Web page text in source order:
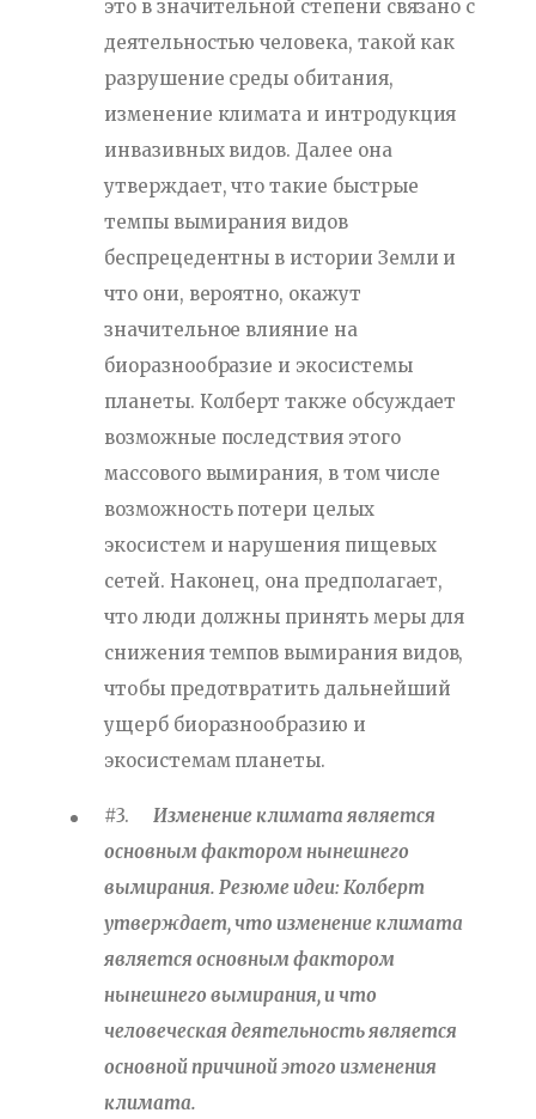
это в значительной степени связано с
деятельностью человека, такой как
разрушение среды обитания,
изменение климата и интродукция
инвазивных видов. Далее она
утверждает, что такие быстрые
темпы вымирания видов
беспрецедентны в истории Земли и
что они, вероятно, окажут
значительное влияние на
биоразнообразие и экосистемы
планеты. Колберт также обсуждает
возможные последствия этого
массового вымирания, в том числе
возможность потери целых
экосистем и нарушения пищевых
сетей. Наконец, она предполагает,
что люди должны принять меры для
снижения темпов вымирания видов,
чтобы предотвратить дальнейший
ущерб биоразнообразию и
экосистемам планеты.
#3. Изменение климата является
основным фактором нынешнего
вымирания. Резюме идеи: Колберт
утверждает, что изменение климата
является основным фактором
нынешнего вымирания, и что
человеческая деятельность является
основной причиной этого изменения
климата.